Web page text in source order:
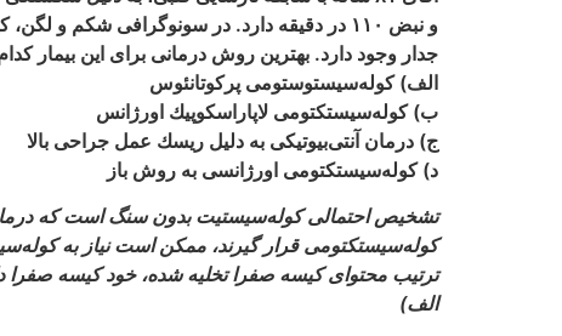
و نبض ۱۱۰ در دقيقه دارد. در سونوگرافى
جدار وجود دارد. بهترين روش درمانى براى اين بيمار
الف) كوله‏‌سيستوستومى پركوتانئوس
ب) كوله‌‏سيستكتومى لاپاراسكوپيك اورژانس
ج) درمان آنتى‌‏بيوتيكى به دليل ريسك عمل جراحى بالا
د) كوله‏‌سيستكتومى اورژانسى به روش باز
تشخیص احتمالی کوله‌سیستیت بدون سنگ است که
كوله‏‌سيستكتومى قرار گيرند، ممكن است نياز به
ترتيب محتواى كيسه صفرا تخليه شده، خود كيسه
الف)